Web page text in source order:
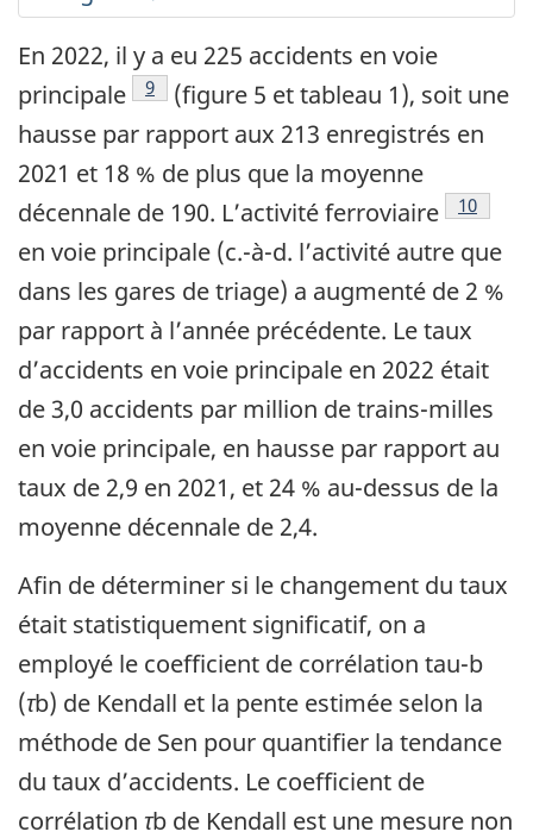
En 2022, il y a eu 225 accidents en voie
principale
Note de bas de page
9
(figure 5 et tableau 1), soit une
hausse par rapport aux 213 enregistrés en
2021 et 18 % de plus que la moyenne
décennale de 190. L’activité ferroviaire
Note de
10
en voie principale (c.-à-d. l’activité autre que
dans les gares de triage) a augmenté de 2 %
par rapport à l’année précédente. Le taux
d’accidents en voie principale en 2022 était
de 3,0 accidents par million de trains-milles
en voie principale, en hausse par rapport au
taux de 2,9 en 2021, et 24 % au-dessus de la
moyenne décennale de 2,4.
Afin de déterminer si le changement du taux
était statistiquement significatif, on a
employé le coefficient de corrélation tau-b
(τb) de Kendall et la pente estimée selon la
méthode de Sen pour quantifier la tendance
du taux d’accidents. Le coefficient de
corrélation τb de Kendall est une mesure non